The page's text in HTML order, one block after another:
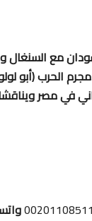
الحرب (أبو
في مصر